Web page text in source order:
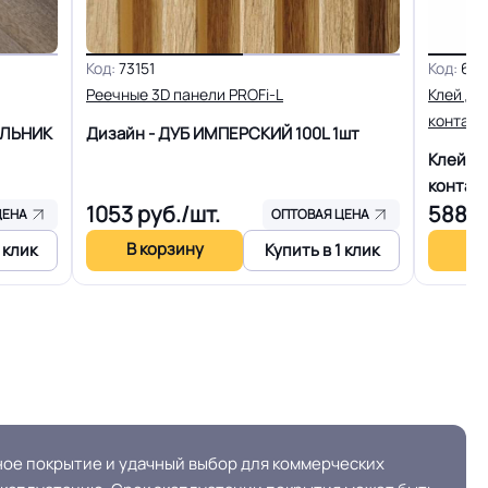
10 Дб
Плинтус ПВХ
110
ГОСТ 30402-96 , ГОСТ P51032-97, ГОСТ 12.1.044-
Код: 73151
Реечные 3D панели PROFi-L
Дизайн - ДУБ ИМПЕРСКИЙ 100L1шт
1053руб./шт. ОПТОВАЯ ЦЕНА
В корзину Купить в 1 клик
Код:
Клей
Клей
5887
покрытие и удачный выбор для коммерческих